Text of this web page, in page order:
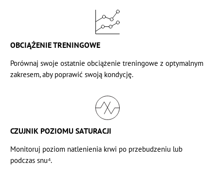
OBCIĄŻENIE TRENINGOWE
Porównaj swoje ostatnie obciążenie treningowe z optymalnym
zakresem, aby poprawić swoją kondycję.
CZUJNIK POZIOMU SATURACJI
Monitoruj poziom natlenienia krwi po przebudzeniu lub
podczas snu⁴.